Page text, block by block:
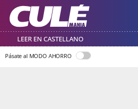
LEER EN CASTELLANO
Pásate al MODO AHORRO